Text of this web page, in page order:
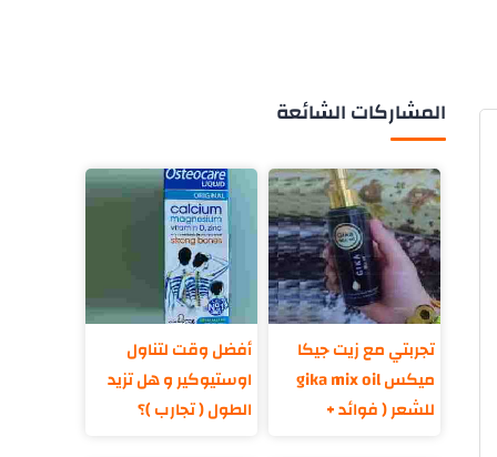
المشاركات الشائعة
تجربتي مع زيت جيكا
ميكس gika mix oil
للشعر ( فوائد +
أفضل وقت لتناول
اوستيوكير و هل تزيد
الطول ( تجارب )؟